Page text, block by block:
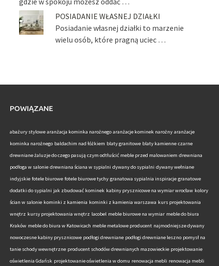
POSIADANIE WŁASNEJ DZIAŁKI
Posiadanie własnej działki to marzenie
wielu osób, które pragną uciec …
POWIĄZANE
abażury stylowe aranżacja kominka narożnego aranżacje kominek narożny aranżacje
kominka narożnego baldachim nad łóżkiem blaty granitowe blaty kamienne czarne
drewniane żaluzje do czego pasują czym odtłuścić meble przed malowaniem drewniana
podłoga w salonie drewniana ściana w sypialni dywany do sypialni dywany wełniane
indyjskie fotele biurowe fotele biurowe tychy granatowa sypialnia inspiracje granatowe
dodatki do sypialni jak zbudować kominek kabiny prysznicowe na wymiar wrocław kolory
ścian w salonie kominki z kamienia kominki z kamienia warszawa kurs projektowania
wnętrz kursy projektowania wnętrz lacobel meble biurowe na wymiar meble do biura
Kraków meble do biura w Katowicach meble metalowe producent najmodniejsze dywany
nowoczesne kabiny prysznicowe podłogi drewniane podłogi drewniane leszno pomysł na
tanie schody wewnętrzne producent schodów drewnianych mazowieckie projektowanie
oświetlenia Gdańsk projektowanie oświetlenia w domu renowacja mebli renowacja mebli